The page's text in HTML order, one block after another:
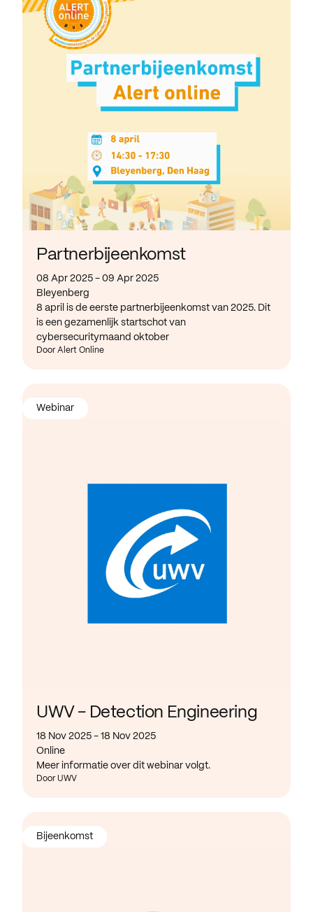
Partnerbijeenkomst
08 Apr 2025 - 09 Apr 2025
Bleyenberg
8 april is de eerste partnerbijeenkomst van 2025. Dit
is een gezamenlijk startschot van
cybersecuritymaand oktober
Door Alert Online
UWV - Detection Engineering
18 Nov 2025 - 18 Nov 2025
Online
Meer informatie over dit webinar volgt.
Door UWV
Webinar
Bijeenkomst